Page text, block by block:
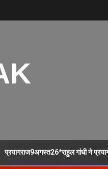
प्रयागराज9अगस्त26*राहुल गांधी ने